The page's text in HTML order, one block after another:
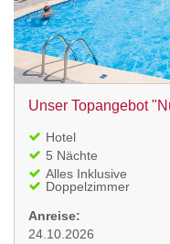
Unser Topangebot
Hotel
5 Nächte
Alles Inklusive
Doppelzimmer
Anreise:
24.10.2026